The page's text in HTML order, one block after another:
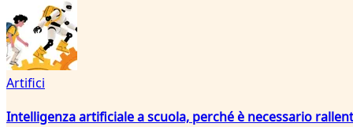
Artifici
Intelligenza artificiale a scuola, perché è necessario